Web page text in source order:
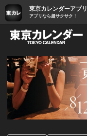
東京カレンダーアプリ
アプリなら超サクサク！